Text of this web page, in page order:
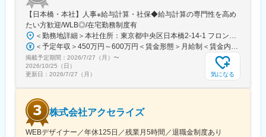
変更の範囲：会社の定める業務
【日本橋・本社】人事※給与計算・社保◆給与計算の専門性を高め
たい方歓迎/WLB◎/在宅勤務制度有
＜勤務地詳細＞本社住所：東京都中央区日本橋2-14-1 フロントプレイス日本橋勤務地最寄駅：各線／日本橋駅受動喫煙対策：敷地内喫煙可能場所あり変更の範囲：会社の定める事業所
＜予定年収＞450万円～600万円＜賃金形態＞月給制＜賃金内訳＞月額（基本給）：243,000円～330,300円固定残業手当/月：57,000円～77,700円（固定残業時間30時間0分/月）超過した時間外労働の残業手当は追加支給＜月給＞300,000円～408,000円（一律手当を含む）＜昇給有無＞有＜残業手当＞有＜給与補足＞※上記金額にスキル・ご経験に応じて加算する可能性がございます※給与詳細は、経験・スキルを考慮した上で決定。■昇給：年1回（4月）賃金はあくまでも目安の金額であり、選考を通じて上下する可能性があります。月給(月額)は固定手当を含めた表記です。
掲載予定期間： 2026/7/27（月） 〜
2026/10/25（日）
更新日： 2026/7/27（月） 気になる
株式会社アクセライズ
WEBデザイナー／年休125日／残業月5時間／退職金制度あり